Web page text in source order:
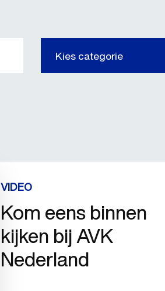
Kies categorie
VIDEO
Kom eens binnen
kijken bij AVK
Nederland